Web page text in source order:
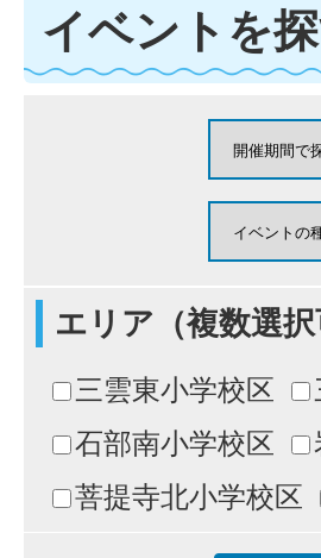
イベントを
エリア（複数選択
三雲東小学校区
石部南小学校区
菩提寺北小学校区